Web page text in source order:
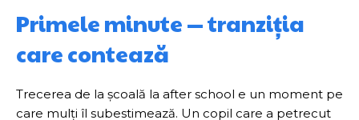
Primele minute — tranziția
care contează
Trecerea de la școală la after school e un moment pe
care mulți îl subestimează. Un copil care a petrecut